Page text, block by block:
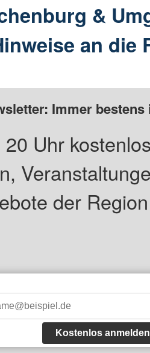
&
an die
Immer
Uhr
der
Kostenlos anmelden